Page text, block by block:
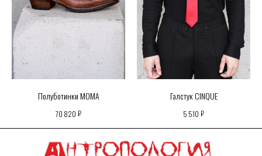
Полуботинки MOMA
70 820 ₽
Галстук CINQUE
5 510 ₽